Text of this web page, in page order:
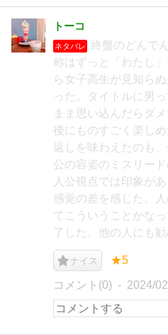
トーコ
ネタバレ
終盤のどんで
称はずっと「わたし
ら女子高生が見知ら
った。タイトルに男
まま思い込んだらダ
後にものすごく楽し
返しを味わえたのも
公の容姿のミスリー
人公視点では印象が
感覚の差を感じた。
てこういうことかな
了した。他の人にも勧
ナイス ★5
コメント(0) 2024/